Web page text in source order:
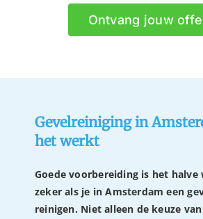
Ontvang jouw
Gevelreiniging in
het werkt
Goede voorbereiding is het halve
zeker als je in Amsterdam een
reinigen. Niet alleen de keuze